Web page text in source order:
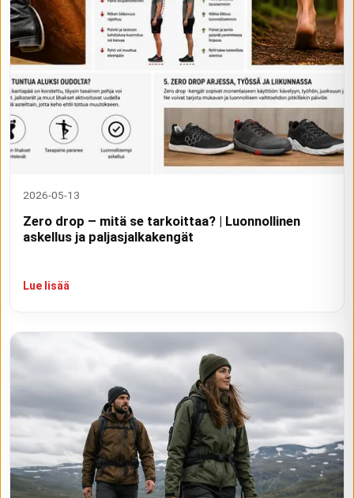
2026-05-13
Zero drop – mitä se tarkoittaa? | Luonnollinen
askellus ja paljasjalkakengät
Lue lisää